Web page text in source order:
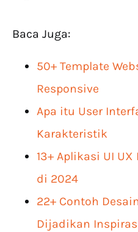
Baca Juga:
50+ Template
Responsive
Apa itu User
Karakteristik
13+ Aplikasi UI
di 2024
22+ Contoh
Dijadikan